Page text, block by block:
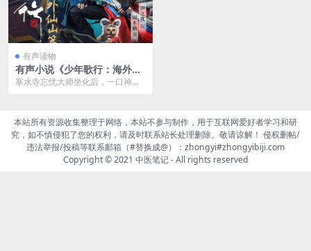
有声读物
有声小说《少年歌行：海外仙
山篇》作者：周木楠 主播：张
寒水寺忘忧大师坐化后，一口神秘
本站所有资源收集整理于网络，本站不参与制作，用于互联网爱好者学习和研
究，如不慎侵犯了您的权利，请及时联系站长处理删除。敬请谅解！ 侵权删帖/
违法举报/投稿等联系邮箱（#替换成@）：zhongyi#zhongyibiji.com
Copyright © 2021 中医笔记- All rights reserved